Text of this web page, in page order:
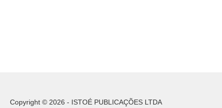
Copyright © 2026 - ISTOÉ PUBLICAÇÕES LTDA